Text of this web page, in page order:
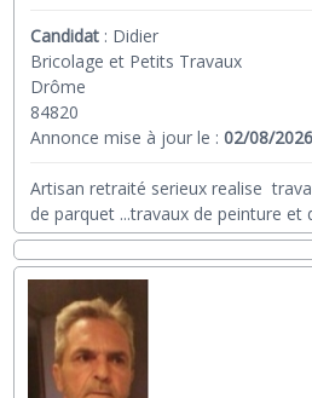
Candidat : Didier
Bricolage et Petits Travaux
Drôme
84820
Annonce mise à jour le :02/08/2026
Artisan retraité serieux realise
de parquet ...travaux de peinture et